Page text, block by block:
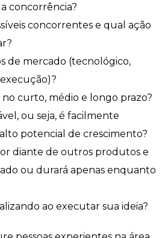
concorrência?
concorrentes e qual ação
de mercado (tecnológico,
no curto, médio e longo prazo?
ou seja, é facilmente
potencial de crescimento?
diante de outros produtos e
ou durará apenas enquanto
ao executar sua ideia?